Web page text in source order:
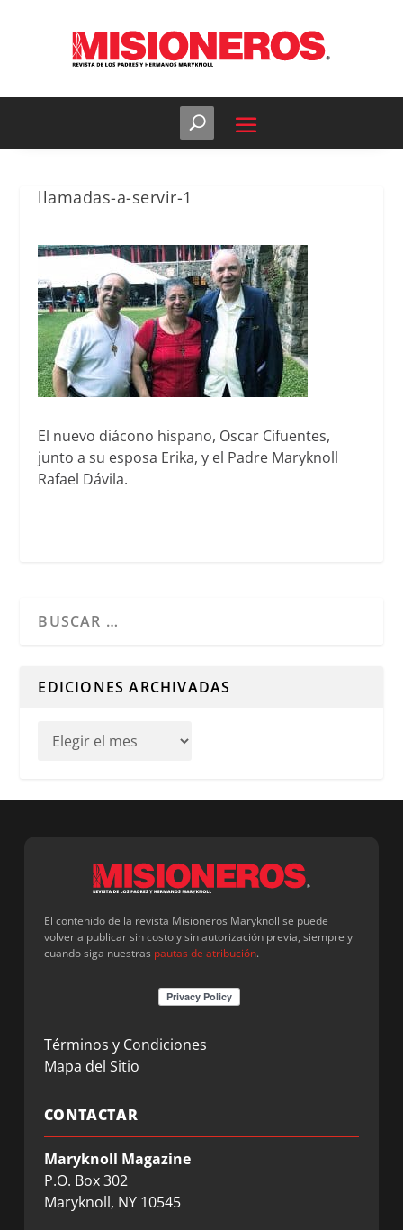
llamadas-a-servir-1
El nuevo diácono hispano, Oscar Cifuentes,
junto a su esposa Erika, y el Padre Maryknoll
Rafael Dávila.
EDICIONES ARCHIVADAS
El contenido de la revista Misioneros Maryknoll se puede
volver a publicar sin costo y sin autorización previa, siempre y
cuando siga nuestras pautas de atribución.
Términos y Condiciones
Mapa del Sitio
CONTACTAR
Maryknoll Magazine
P.O. Box 302
Maryknoll, NY 10545